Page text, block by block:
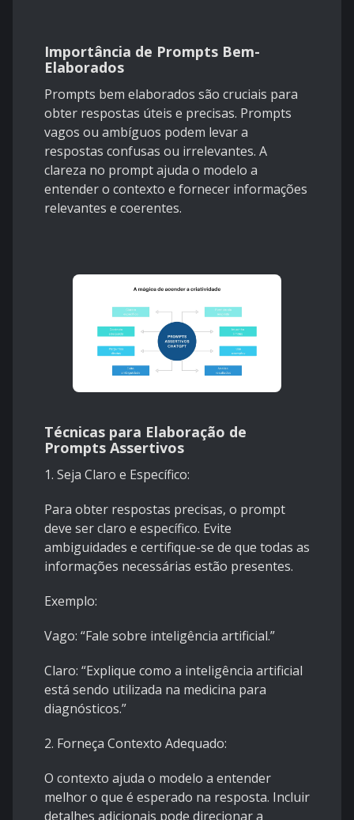
Importância de Prompts Bem-
Elaborados
Prompts bem elaborados são cruciais para
obter respostas úteis e precisas. Prompts
vagos ou ambíguos podem levar a
respostas confusas ou irrelevantes. A
clareza no prompt ajuda o modelo a
entender o contexto e fornecer informações
relevantes e coerentes.
Técnicas para Elaboração de
Prompts Assertivos
1. Seja Claro e Específico:
Para obter respostas precisas, o prompt
deve ser claro e específico. Evite
ambiguidades e certifique-se de que todas as
informações necessárias estão presentes.
Exemplo:
Vago: “Fale sobre inteligência artificial.”
Claro: “Explique como a inteligência artificial
está sendo utilizada na medicina para
diagnósticos.”
2. Forneça Contexto Adequado:
O contexto ajuda o modelo a entender
melhor o que é esperado na resposta. Incluir
detalhes adicionais pode direcionar a